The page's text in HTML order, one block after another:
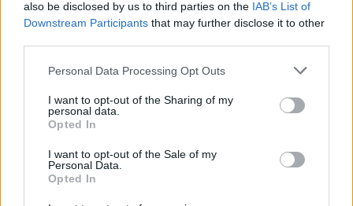
also be disclosed by us to third parties on the IAB’s List of
Downstream Participants that may further disclose it to other
Personal Data Processing Opt Outs
I want to opt-out of the Sharing of my
personal data.
Opted In
I want to opt-out of the Sale of my
Personal Data.
Opted In
valorização imobiliária como motores do crescimento da
Rio de Janeiro: Governo do Estado propõe parceria com a
exterior”